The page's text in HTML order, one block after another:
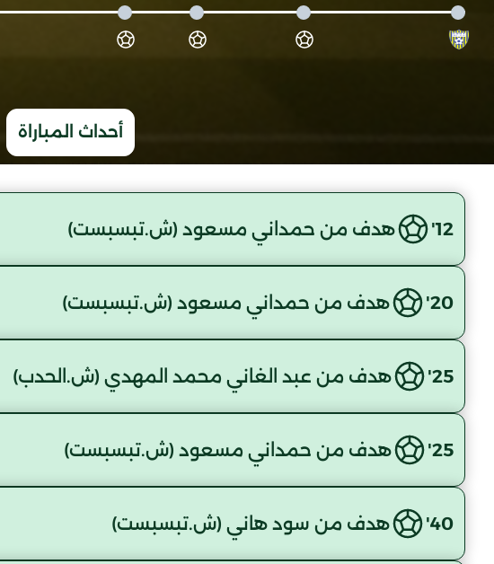
أحداث المباراة
12' هدف من حمداني مسعود (ش.تبسبست)
20' هدف من حمداني مسعود (ش.تبسبست)
25' هدف من عبد الغاني محمد المهدي (ش.الحدب)
25' هدف من حمداني مسعود (ش.تبسبست)
40' هدف من سود هاني (ش.تبسبست)